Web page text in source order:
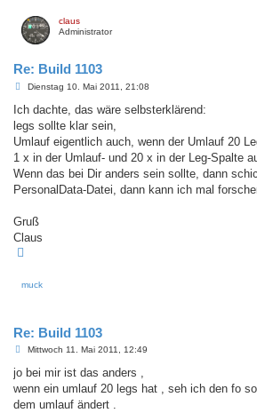
h
o
b
e
claus
Administrator
Re: Build 1103
B
i
r
a
Dienstag 10. Mai 2011, 21:08
Ich dachte, das wäre selbsterklärend:
legs sollte klar sein,
Umlauf eigentlich auch, wenn der Umlauf 20
1 x in der Umlauf- und 20 x in der Leg-Spalte
Wenn das bei Dir anders sein sollte, dann
PersonalData-Datei, dann kann ich mal
Gruß
Claus
o
muck
Re: Build 1103
B
r
a
Mittwoch 11. Mai 2011, 12:49
jo bei mir ist das anders ,
wenn ein umlauf 20 legs hat , seh ich den fo
dem umlauf ändert .